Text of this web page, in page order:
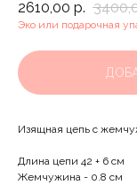
2610,00 р.
Эко или подарочная
Изящная цепь с
Длина цепи 42 + 6 см
Жемчужина - 0.8 см